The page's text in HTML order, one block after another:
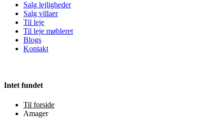
Salg lejligheder
Salg villaer
Til leje
Til leje møbleret
Blogs
Kontakt
Intet fundet
Til forside
Amager